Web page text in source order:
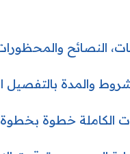
الكاملة خطوة بخطوة